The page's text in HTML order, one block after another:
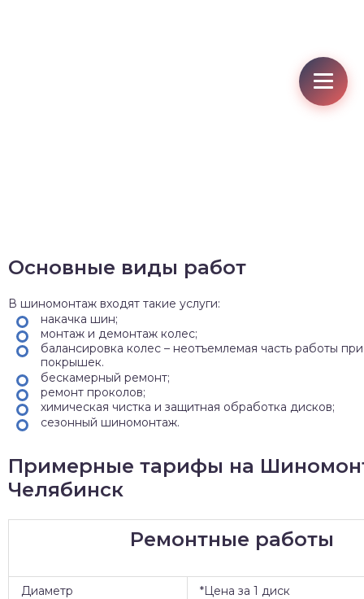
Основные виды работ
В шиномонтаж входят такие услуги:
накачка шин;
монтаж и демонтаж колес;
балансировка колес – неотъемлемая часть работы
покрышек.
бескамерный ремонт;
ремонт проколов;
химическая чистка и защитная обработка дисков;
сезонный шиномонтаж.
Примерные тарифы на
Челябинск
Ремонтные работы
Диаметр
*Цена за 1 диск